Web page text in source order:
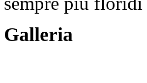
Galleria